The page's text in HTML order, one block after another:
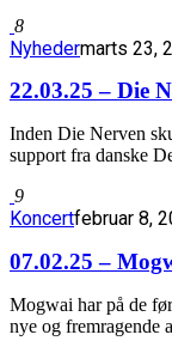
8
Nyhedermarts 23,
22.03.25 – Die
Inden Die Nerven
support fra danske
9
Koncertfebruar 8,
07.02.25 –
Mogwai har på de
nye og fremragende